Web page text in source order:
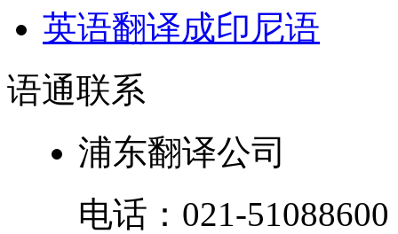
英语翻译成印尼语
语通联系
浦东翻译公司
电话： 021-51088600